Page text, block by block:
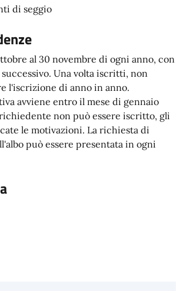
di seggio
al 30 novembre di ogni anno, con
Una volta iscritti, non
l'iscrizione di anno in anno.
avviene entro il mese di gennaio
non può essere iscritto, gli
le motivazioni. La richiesta di
può essere presentata in ogni